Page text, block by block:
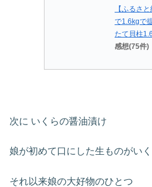
【ふるさ
で1.6kgで
たて貝柱
感想(75件)
次に いくらの醤油漬け
娘が初めて口にした生ものがい
それ以来娘の大好物のひとつ